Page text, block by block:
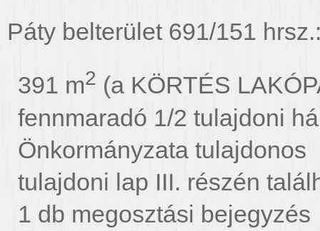
Páty belterület 691/151
391 m2 (a KÖRTÉS
fennmaradó 1/2 tulajdoni
Önkormányzata tulajdonos
tulajdoni lap III. részén
1 db megosztási bejegyzés